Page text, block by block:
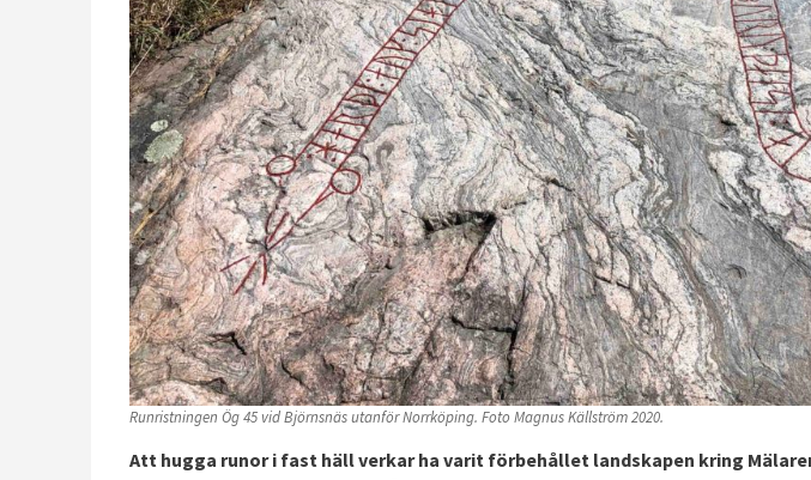
Runristningen Ög 45 vid Björnsnäs utanför Norrköping. Foto Magnus Källström 2020.
Att hugga runor i fast häll verkar ha varit förbehållet landskapen kring